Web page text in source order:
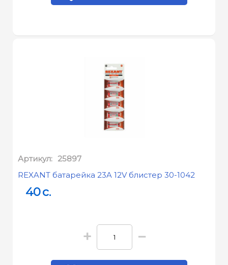
Артикул: 25897
REXANT батарейка 23A 12V блистер 30-1042
40c.
+ −